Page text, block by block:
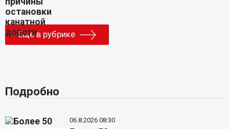
Еще в рубрике
Подробно
06.8.2026 08:30